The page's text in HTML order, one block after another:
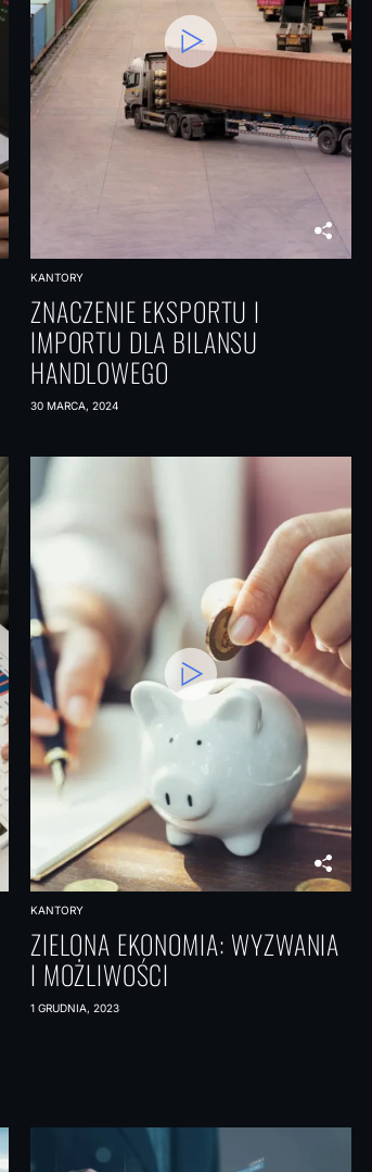
KANTORY
ZNACZENIE EKSPORTU I
IMPORTU DLA BILANSU
HANDLOWEGO
30 MARCA, 2024
KANTORY
ZIELONA EKONOMIA: WYZWANIA
I MOŻLIWOŚCI
1 GRUDNIA, 2023